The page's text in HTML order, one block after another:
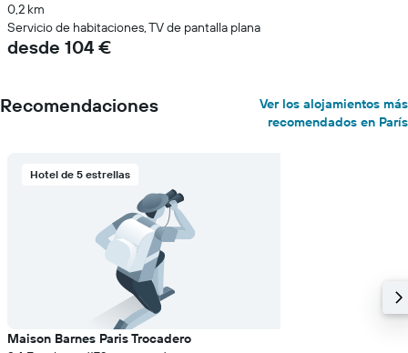
0,2 km
Servicio de habitaciones, TV de pantalla plana
desde 104 €
Recomendaciones
Ver los alojamientos más
recomendados en París
Hotel de 5 estrellas
Maison Barnes Paris Trocadero